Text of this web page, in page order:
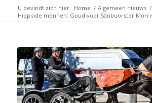
U bevindt zich hier: Home / Algemeen nieuws /
Hippiade mennen: Goud voor Sânbuorster